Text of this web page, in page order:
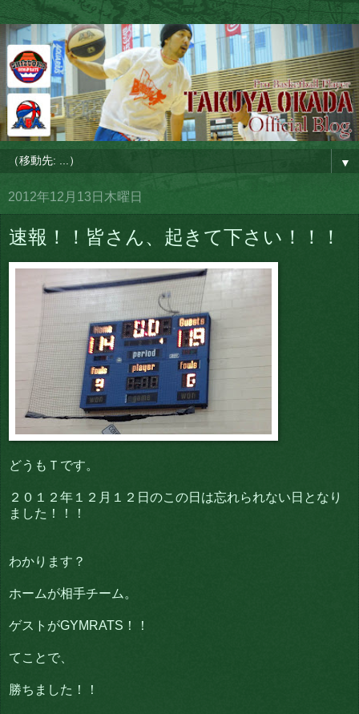
▼
2012年12月13日木曜日
速報！！皆さん、起きて下さい！！！
どうもＴです。
２０１２年１２月１２日のこの日は忘れられない日となり
ました！！！
わかります？
ホームが相手チーム。
ゲストがGYMRATS！！
てことで、
勝ちました！！